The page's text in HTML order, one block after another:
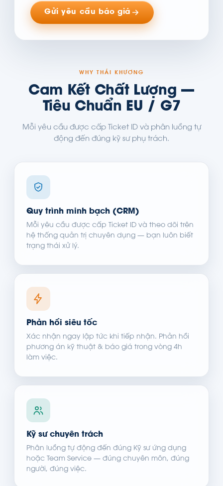
Gửi yêu cầu báo giá
WHY THÁI KHƯƠNG
Cam Kết Chất Lượng —
Tiêu Chuẩn EU / G7
Mỗi yêu cầu được cấp Ticket ID và phân luồng tự
động đến đúng kỹ sư phụ trách.
Quy trình minh bạch (CRM)
Mỗi yêu cầu được cấp Ticket ID và theo dõi trên
hệ thống quản trị chuyên dụng — bạn luôn biết
trạng thái xử lý.
Phản hồi siêu tốc
Xác nhận ngay lập tức khi tiếp nhận. Phản hồi
phương án kỹ thuật & báo giá trong vòng 4h
làm việc.
Kỹ sư chuyên trách
Phân luồng tự động đến đúng Kỹ sư ứng dụng
hoặc Team Service — đúng chuyên môn, đúng
người, đúng việc.